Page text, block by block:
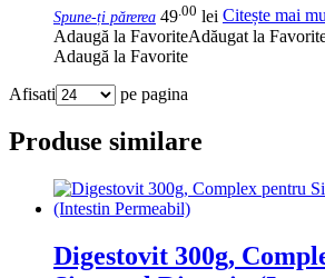
Spune-ți părerea 49 .00 lei Citește mai
Adaugă la FavoriteAdăugat la
Adaugă la Favorite
Afisati
pe pagina
Produse similare
Digestovit 300g,